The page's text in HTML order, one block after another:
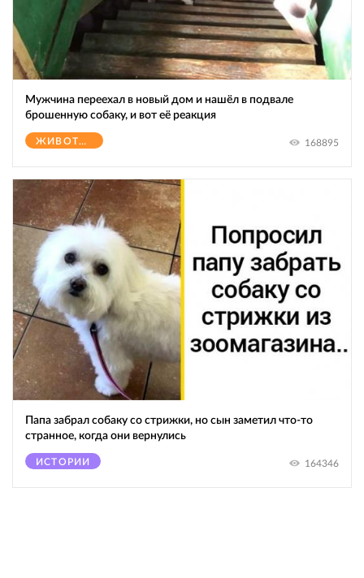
Мужчина переехал в новый дом и нашёл в подвале
брошенную собаку, и вот её реакция
ЖИВОТНЫЕ 168895
Папа забрал собаку со стрижки, но сын заметил что-то
странное, когда они вернулись
ИСТОРИИ 164346